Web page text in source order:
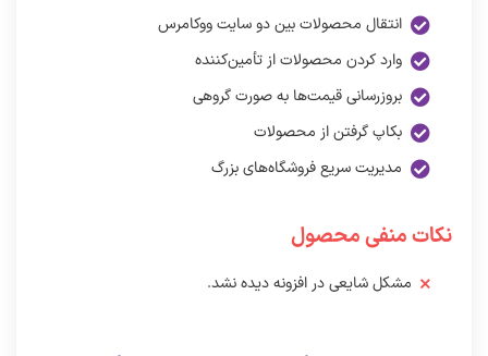
انتقال محصولات بین دو سایت ووکامرس
وارد کردن محصولات از تأمین‌کننده
بروزرسانی قیمت‌ها به صورت گروهی
بکاپ گرفتن از محصولات
مدیریت سریع فروشگاه‌های بزرگ
نکات منفی محصول
مشکل شایعی در افزونه دیده نشد.